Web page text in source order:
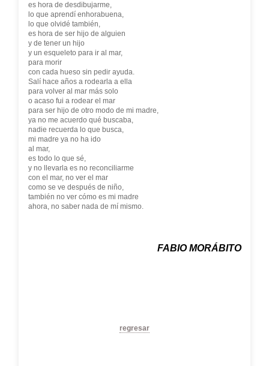
es hora de desdibujarme,
lo que aprendí enhorabuena,
lo que olvidé también,
es hora de ser hijo de alguien
y de tener un hijo
y un esqueleto para ir al mar,
para morir
con cada hueso sin pedir ayuda.
Salí hace años a rodearla a ella
para volver al mar más solo
o acaso fui a rodear el mar
para ser hijo de otro modo de mi madre,
ya no me acuerdo qué buscaba,
nadie recuerda lo que busca,
mi madre ya no ha ido
al mar,
es todo lo que sé,
y no llevarla es no reconciliarme
con el mar, no ver el mar
como se ve después de niño,
también no ver cómo es mi madre
ahora, no saber nada de mí mismo.
FABIO MORÁBITO
regresar